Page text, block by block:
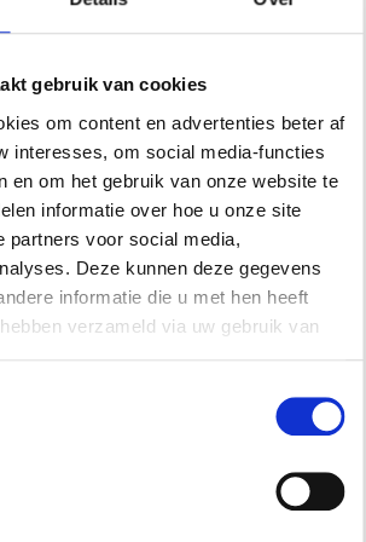
gebruik van cookies
om content en advertenties beter af
interesses, om social media-functies
en om het gebruik van onze website te
informatie over hoe u onze site
partners voor social media,
Deze kunnen deze gegevens
informatie die u met hen heeft
verzameld via uw gebruik van